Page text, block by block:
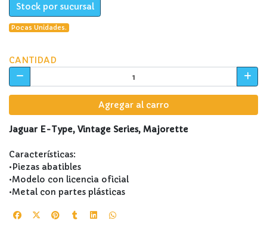
Stock por sucursal
Pocas Unidades.
CANTIDAD
Agregar al carro
Jaguar E-Type, Vintage Series, Majorette
Características:
•Piezas abatibles
•Modelo con licencia oficial
•Metal con partes plásticas